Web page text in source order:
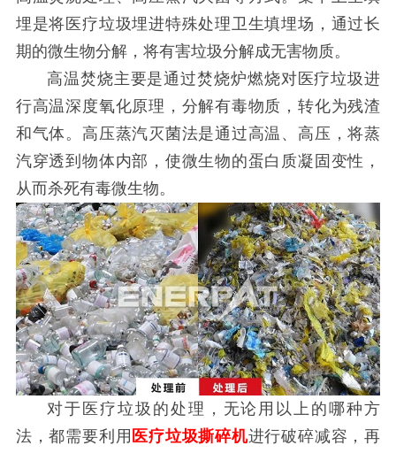
埋是将医疗垃圾埋进特殊处理卫生填埋场，通过长
期的微生物分解，将有害垃圾分解成无害物质。
高温焚烧主要是通过焚烧炉燃烧对医疗垃圾进
行高温深度氧化原理，分解有毒物质，转化为残渣
和气体。高压蒸汽灭菌法是通过高温、高压，将蒸
汽穿透到物体内部，使微生物的蛋白质凝固变性，
从而杀死有毒微生物。
对于医疗垃圾的处理，无论用以上的哪种方
法，都需要利用 医疗垃圾撕碎机进行破碎减容，再